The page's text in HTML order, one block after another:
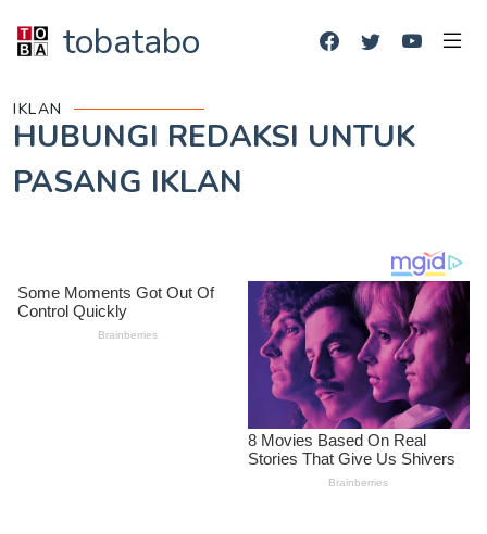
tobatabo
IKLAN
HUBUNGI REDAKSI UNTUK
PASANG IKLAN